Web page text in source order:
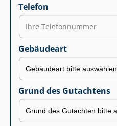
Telefon
Gebäudeart
Grund des Gutachtens